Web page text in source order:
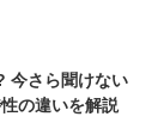
今さら聞けない
の違いを解説